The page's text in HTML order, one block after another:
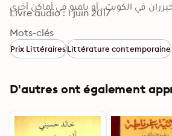
Livre audio : 1 juin 2017
Mots-clés
Prix LittérairesLittérature contemporaine
D'autres ont également